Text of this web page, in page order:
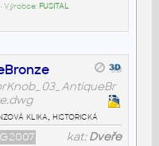
Výrobce: FUSITAL
klika, historická
kat:Dveře